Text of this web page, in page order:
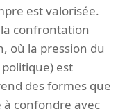
est valorisée.
confrontation
où la pression du
est
des formes que
confondre avec